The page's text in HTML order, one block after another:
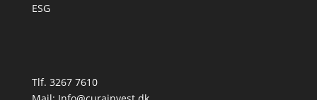
ESG
Tlf. 3267 7610